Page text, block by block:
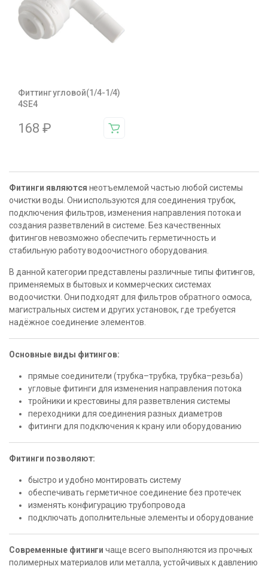
Фиттинг угловой(1/4-1/4)
4SE4
168 ₽
Фитинги являются неотъемлемой частью любой системы
очистки воды. Они используются для соединения трубок,
подключения фильтров, изменения направления потока и
создания разветвлений в системе. Без качественных
фитингов невозможно обеспечить герметичность и
стабильную работу водоочистного оборудования.
В данной категории представлены различные типы фитингов,
применяемых в бытовых и коммерческих системах
водоочистки. Они подходят для фильтров обратного осмоса,
магистральных систем и других установок, где требуется
надёжное соединение элементов.
Основные виды фитингов:
прямые соединители (трубка–трубка, трубка–резьба)
угловые фитинги для изменения направления потока
тройники и крестовины для разветвления системы
переходники для соединения разных диаметров
фитинги для подключения к крану или оборудованию
Фитинги позволяют:
быстро и удобно монтировать систему
обеспечивать герметичное соединение без протечек
изменять конфигурацию трубопровода
подключать дополнительные элементы и оборудование
Современные фитинги чаще всего выполняются из прочных
полимерных материалов или металла, устойчивых к давлению